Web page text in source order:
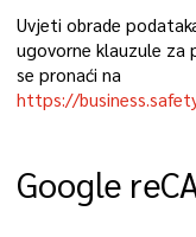
Uvjeti obrade
ugovorne klauzule za
se pronaći na
https://
Google